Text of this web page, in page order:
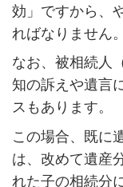
効」ですから、
ればなりません。
なお、被相続人
知の訴えや遺言
スもあります。
この場合、既に
は、改めて遺産
れた子の相続分